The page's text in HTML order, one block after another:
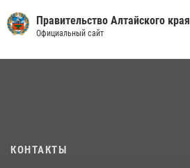
Правительство Алтайского края
Официальный сайт
КОНТАКТЫ